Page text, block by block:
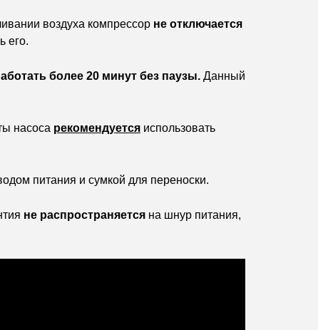
воздуха компрессор не отключается
его.
более 20 минут без паузы. Данный
насоса рекомендуется использовать
питания и сумкой для переноски.
не распространяется на шнур питания,